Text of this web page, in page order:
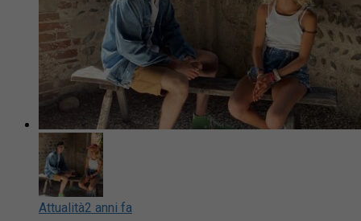
Attualità2 anni fa